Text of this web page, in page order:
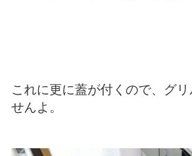
これに更に蓋が付くので、グ
せんよ。